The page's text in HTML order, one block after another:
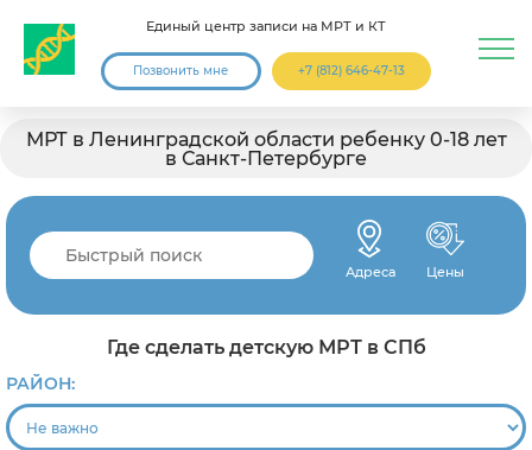
Единый центр записи на МРТ и КТ
Позвонить мне +7 (812) 646-47-13
МРТ в Ленинградской области ребенку 0-18 лет
в Санкт-Петербурге
Адреса Цены
Где сделать детскую МРТ в СПб
РАЙОН: